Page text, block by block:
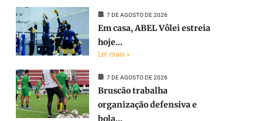
7 DE AGOSTO DE 2026
Em casa, ABEL Vôlei estreia
hoje...
Ler mais »
7 DE AGOSTO DE 2026
Bruscão trabalha
organização defensiva e
bola...